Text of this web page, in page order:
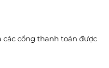
cổng thanh toán được